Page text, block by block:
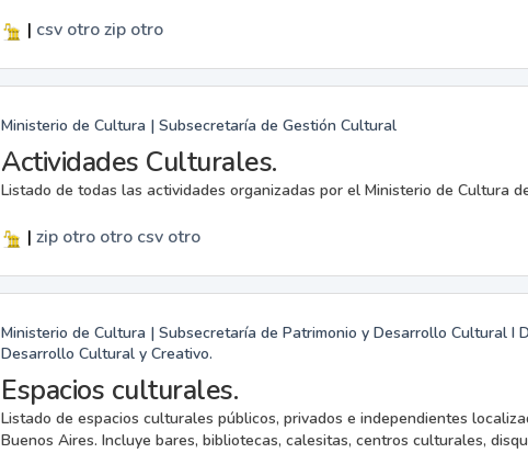
| csv otrozip otro
Ministerio de Cultura | Subsecretaría de Gestión Cultural
Actividades Culturales.
Listado de todas las actividades organizadas por el Ministerio de Cultura
| zip otro otro csv otro
Ministerio de Cultura | Subsecretaría de Patrimonio y Desarrollo Cultural I
Desarrollo Cultural y Creativo.
Espacios culturales.
Listado de espacios culturales públicos, privados e independientes
Buenos Aires. Incluye bares, bibliotecas, calesitas, centros culturales,